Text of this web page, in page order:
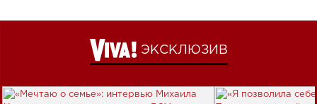
ЭКСКЛЮЗИВ